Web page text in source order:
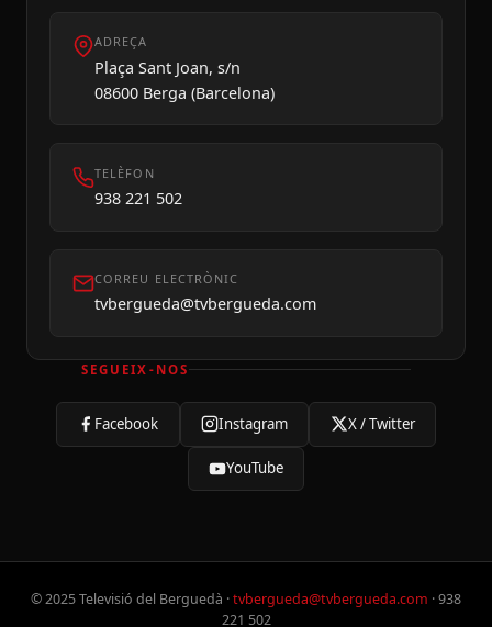
ADREÇA
Plaça Sant Joan, s/n
08600 Berga (Barcelona)
TELÈFON
938 221 502
CORREU ELECTRÒNIC
tvbergueda@tvbergueda.com
SEGUEIX-NOS
Facebook Instagram X / Twitter
YouTube
© 2025 Televisió del Berguedà ·tvbergueda@tvbergueda.com · 938
221 502